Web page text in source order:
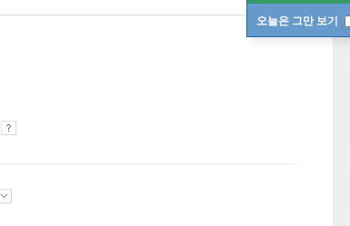
오늘은 그만 보기